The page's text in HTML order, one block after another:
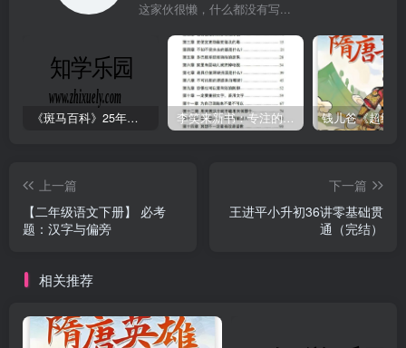
这家伙很懒，什么都没有写...
《斑马百科》25年最新30科全套高清视频 李笑来新书：专注的真相 [PDF]
上一篇
【二年级语文下册】 必考
题：汉字与偏旁
下一篇
王进平小升初36讲零基础贯
通（完结）
相关推荐